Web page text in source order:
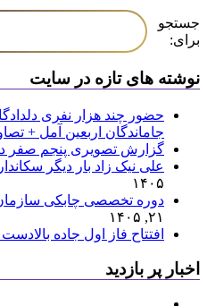
جستجو
برای:
نوشته های تازه در سایت
حضور چند هزار نفری
جاماندگان اربعین آمل +
گزارش تصویری پنجم صفر
علی نیک زاد بار دیگر
۱۴۰۵
دوره تخصصی چابکی سازمان
۲۱, ۱۴۰۵
افتتاح فاز اول جاده بالادست
اخبار پر بازدید